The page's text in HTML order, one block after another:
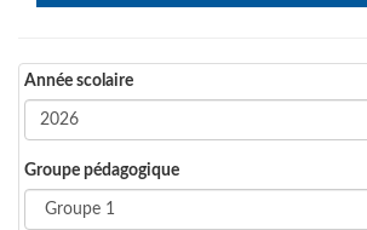
Année scolaire
Groupe pédagogique